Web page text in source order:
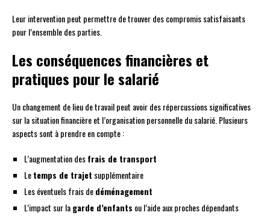
Leur intervention peut permettre de trouver des compromis satisfaisants
pour l’ensemble des parties.
Les conséquences financières et
pratiques pour le salarié
Un changement de lieu de travail peut avoir des répercussions significatives
sur la situation financière et l’organisation personnelle du salarié. Plusieurs
aspects sont à prendre en compte :
L’augmentation desfrais de transport
Letemps de trajet supplémentaire
Les éventuels frais dedéménagement
L’impact sur lagarde d’enfants ou l’aide aux proches dépendants